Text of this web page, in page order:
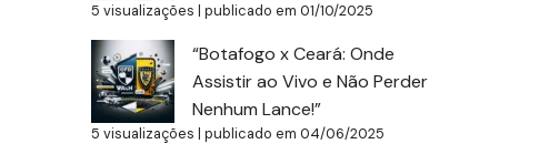
5 visualizações | publicado em 01/10/2025
“Botafogo x Ceará: Onde
Assistir ao Vivo e Não Perder
Nenhum Lance!”
5 visualizações | publicado em 04/06/2025